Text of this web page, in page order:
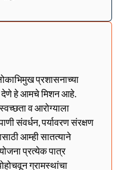
प्रशासनाच्या
देणे हे आमचे मिशन आहे.
व आरोग्याला
संवर्धन, पर्यावरण संरक्षण
आम्ही सातत्याने
प्रत्येक पात्र
ग्रामस्थांचा